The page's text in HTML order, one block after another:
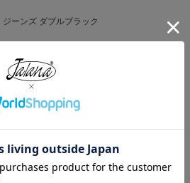
ーンズ ダブルブラック
買っている商品